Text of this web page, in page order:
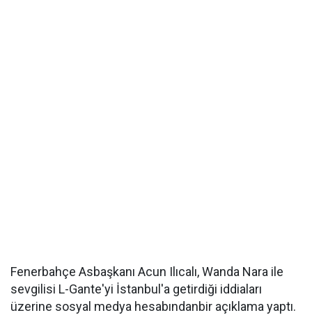
Fenerbahçe Asbaşkanı Acun Ilıcalı, Wanda Nara ile
sevgilisi L-Gante'yi İstanbul'a getirdiği iddiaları
üzerine sosyal medya hesabındanbir açıklama yaptı.